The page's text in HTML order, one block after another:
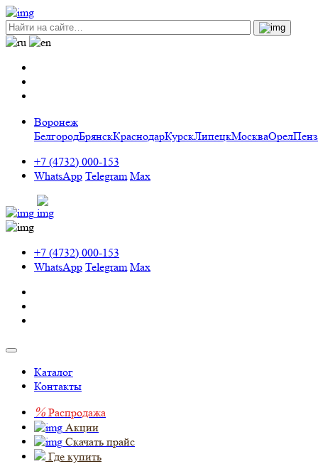
Воронеж
БелгородБрянскКраснодарКурскЛипецкМоскваОрел
+7 (4732) 000-153
WhatsApp Telegram Max
+7 (4732) 000-153
WhatsApp Telegram Max
Каталог
Контакты
% Распродажа
Акции
Скачать прайс
Где купить